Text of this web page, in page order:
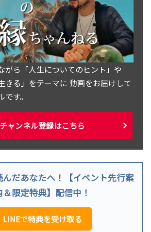
がら「人生についてのヒント」や
きる」をテーマに 動画をお届けして
す。
チャンネル登録はこちら
んだあなたへ！【イベント先行案
＆限定特典】配信中！
LINEで特典を受け取る